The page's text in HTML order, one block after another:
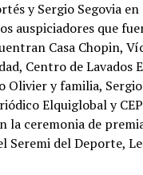
y Sergio Segovia
auspiciadores que
Casa Chopin,
Centro de Lavados
Olivier y familia,
Elquiglobal y
la ceremonia de
Seremi del Deporte,